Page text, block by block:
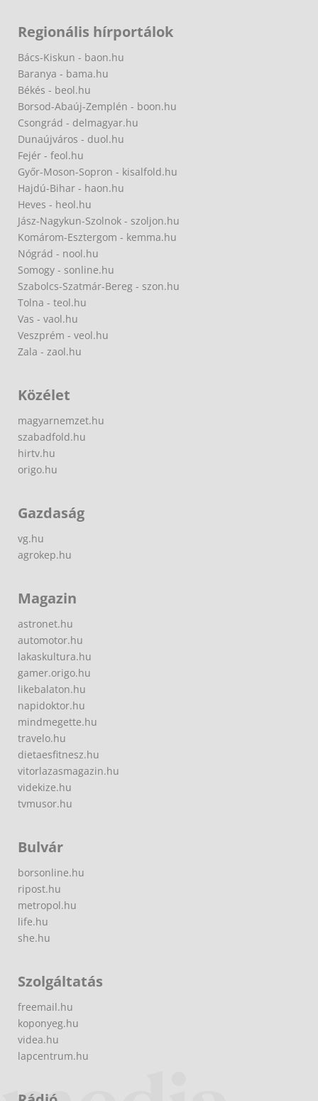
Regionális hírportálok
Bács-Kiskun - baon.hu
Baranya - bama.hu
Békés - beol.hu
Borsod-Abaúj-Zemplén - boon.hu
Csongrád - delmagyar.hu
Dunaújváros - duol.hu
Fejér - feol.hu
Győr-Moson-Sopron - kisalfold.hu
Hajdú-Bihar - haon.hu
Heves - heol.hu
Jász-Nagykun-Szolnok - szoljon.hu
Komárom-Esztergom - kemma.hu
Nógrád - nool.hu
Somogy - sonline.hu
Szabolcs-Szatmár-Bereg - szon.hu
Tolna - teol.hu
Vas - vaol.hu
Veszprém - veol.hu
Zala - zaol.hu
Közélet
magyarnemzet.hu
szabadfold.hu
hirtv.hu
origo.hu
Gazdaság
vg.hu
agrokep.hu
Magazin
astronet.hu
automotor.hu
lakaskultura.hu
gamer.origo.hu
likebalaton.hu
napidoktor.hu
mindmegette.hu
travelo.hu
dietaesfitnesz.hu
vitorlazasmagazin.hu
videkize.hu
tvmusor.hu
Bulvár
borsonline.hu
ripost.hu
metropol.hu
life.hu
she.hu
Szolgáltatás
freemail.hu
koponyeg.hu
videa.hu
lapcentrum.hu